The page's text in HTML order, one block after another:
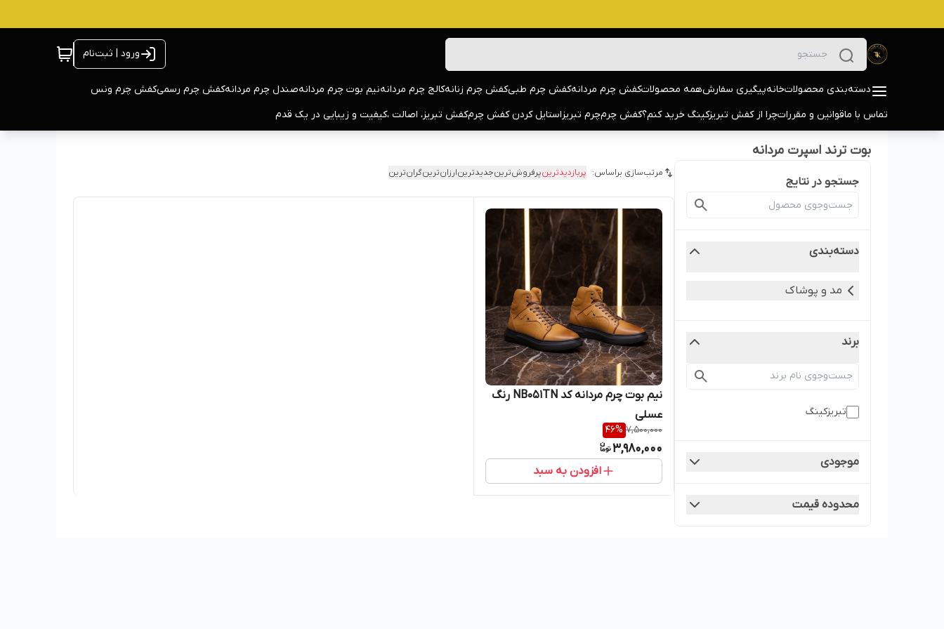
ورود | ثبت‌نام
دسته‌بندی محصولاتخانهپیگیری سفارشهمه محصولاتکفش چرم مردانهکفش چرم طبیکفش چرم زنانهکالج چرم مردانهنیم بوت چرم مردانهصندل چرم مردانهکفش چرم رسمیکفش چرم ونس
تماس با ماقوانین و مقرراتچرا از کفش تبریزکینگ خرید کنم؟کفش چرمچرم تبریزاستایل کردن کفش چرمکفش تبریز، اصالت ،کیفیت و زیبایی در یک قدم
بوت ترند اسپرت مردانه
جستجو در نتایج
دسته‌بندی
مد و پوشاک
برند
تبریزکینگ
موجودی
محدوده قیمت
مرتب‌سازی براساس: پربازدیدترینپرفروش‌ترینجدیدترینارزان‌ترینگران‌ترین
نیم بوت چرم مردانه کد NB051TN رنگ
عسلی
7,500,000
46%
3,980,000
افزودن به سبد